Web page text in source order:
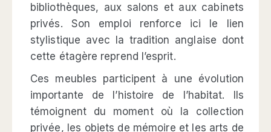
bibliothèques, aux salons et aux cabinets
privés. Son emploi renforce ici le lien
stylistique avec la tradition anglaise dont
cette étagère reprend l’esprit.
Ces meubles participent à une évolution
importante de l’histoire de l’habitat. Ils
témoignent du moment où la collection
privée, les objets de mémoire et les arts de